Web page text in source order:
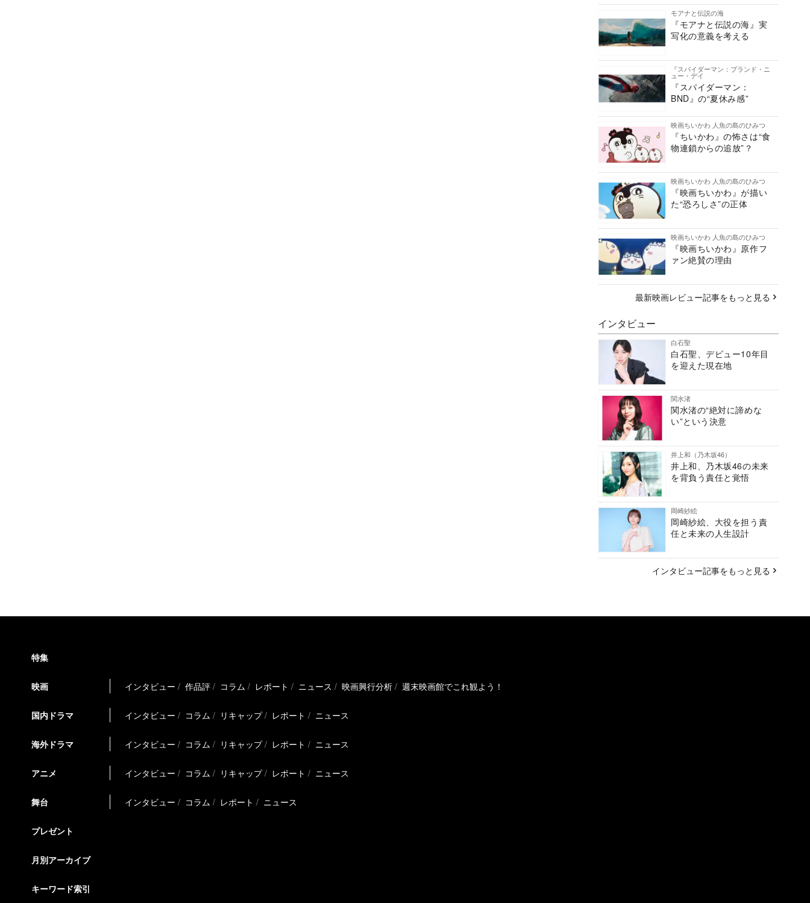
モアナと伝説の海
『モアナと伝説の海』実
写化の意義を考える
『スパイダーマン：ブランド・ニ
ュー・デイ
『スパイダーマン：
BND』の“夏休み感”
映画ちいかわ 人魚の島のひみつ
『ちいかわ』の怖さは“食
物連鎖からの追放”？
映画ちいかわ 人魚の島のひみつ
『映画ちいかわ』が描い
た“恐ろしさ”の正体
映画ちいかわ 人魚の島のひみつ
『映画ちいかわ』原作フ
ァン絶賛の理由
最新映画レビュー記事をもっと見る
インタビュー
白石聖
白石聖、デビュー10年目
を迎えた現在地
関水渚
関水渚の“絶対に諦めな
い”という決意
井上和（乃木坂46）
井上和、乃木坂46の未来
を背負う責任と覚悟
岡崎紗絵
岡崎紗絵、大役を担う責
任と未来の人生設計
インタビュー記事をもっと見る
特集
映画 インタビュー 作品評 コラム レポート ニュース 映画興行分析 週末映画館でこれ観よう！
国内ドラマ インタビュー コラム リキャップ レポート ニュース
海外ドラマ インタビュー コラム リキャップ レポート ニュース
アニメ インタビュー コラム リキャップ レポート ニュース
舞台 インタビュー コラム レポート ニュース
プレゼント
月別アーカイブ
キーワード索引